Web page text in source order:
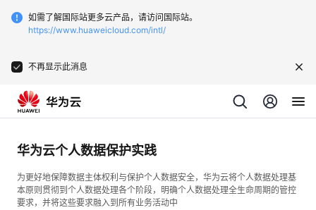
如需了解国际站更多云产品，请访问国际站。
https://www.huaweicloud.com/intl/
不再显示此消息
华为云个人数据保护实践
为更好地保障数据主体权利与保护个人数据安全，华为云将个人数据处理基
本原则贯彻到个人数据处理各个阶段，明确个人数据处理全生命周期的管控
要求，并将这些要求融入到所有业务活动中